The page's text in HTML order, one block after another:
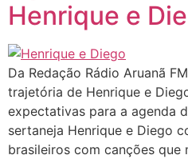
Henrique e
Da Redação Rádio Aruanã
trajetória de Henrique e
expectativas para a agenda
sertaneja Henrique e Diego
brasileiros com canções que